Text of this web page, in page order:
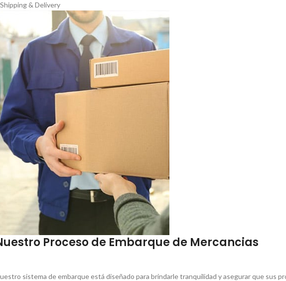
Shipping & Delivery
Proceso de Embarque de Mercancias
sistema de embarque está diseñado para brindarle tranquilidad y asegurar que sus